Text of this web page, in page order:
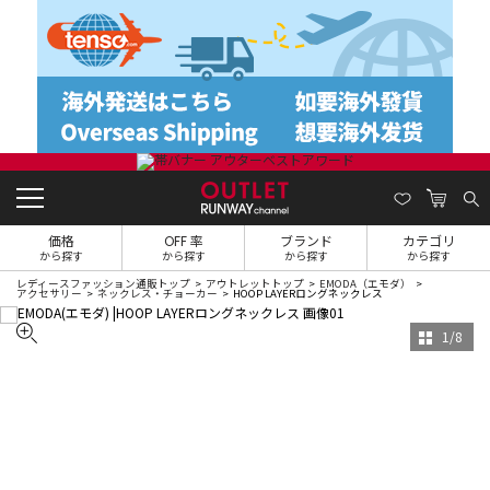
価格
から探す
OFF 率
から探す
ブランド
から探す
カテゴリ
から探す
レディースファッション通販トップ アウトレットトップ EMODA（エモダ）
アクセサリー ネックレス・チョーカー HOOP LAYERロングネックレス
1 /8